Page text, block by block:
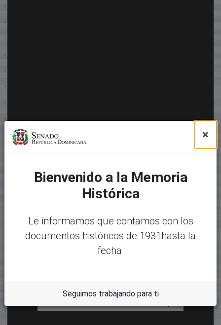
×
Bienvenido a la Memoria
Histórica
Le informamos que contamos con los
documentos históricos de 1931hasta la
fecha.
Seguimos trabajando para ti